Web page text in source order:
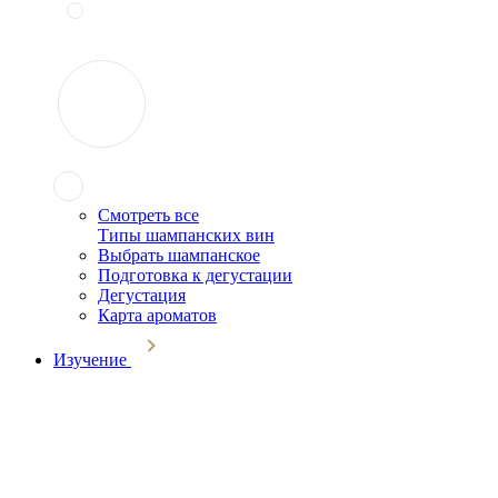
Смотреть все
Типы шампанских вин
Выбрать шампанское
Подготовка к дегустации
Дегустация
Карта ароматов
Изучение